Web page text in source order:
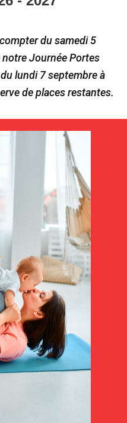
du samedi 5
Journée Portes
lundi 7 septembre à
de places restantes.